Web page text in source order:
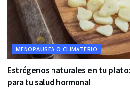
MENOPAUSEA O CLIMATERIO
Estrógenos naturales en tu
para tu salud hormonal